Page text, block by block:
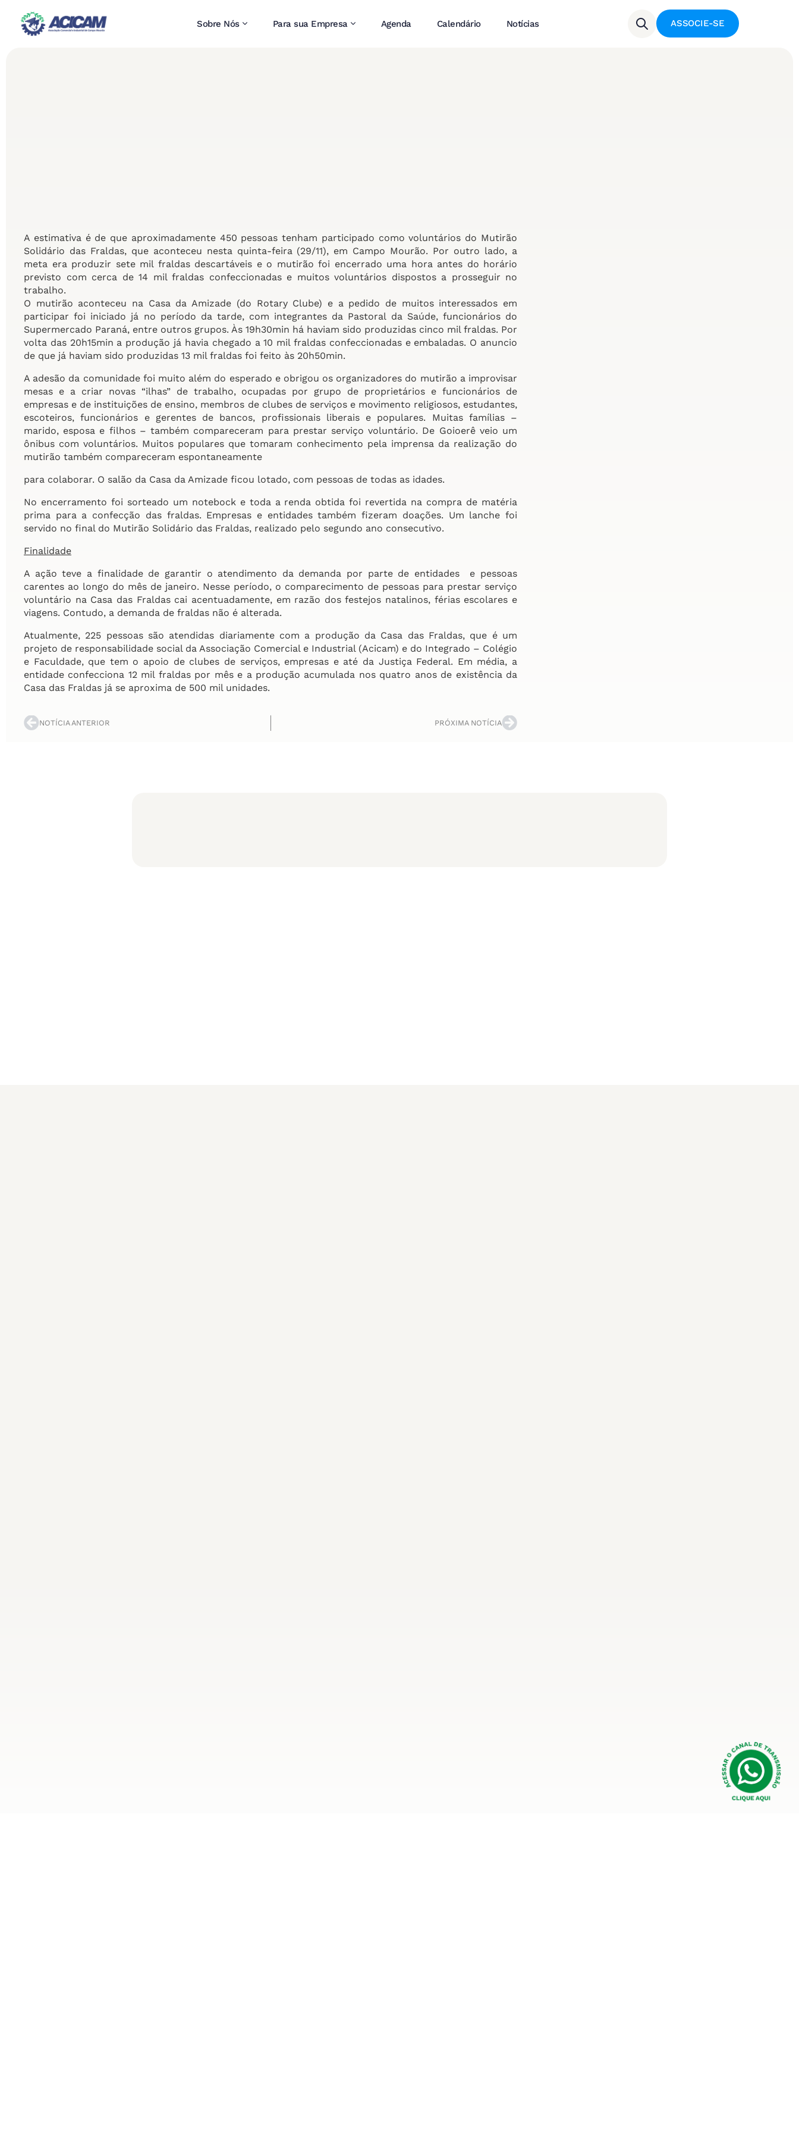
Sobre Nós Para sua Empresa Agenda Calendário Notícias ASSOCIE-SE
A estimativa é de que aproximadamente 450 pessoas tenham participado como voluntários do Mutirão
Solidário das Fraldas, que aconteceu nesta quinta-feira (29/11), em Campo Mourão. Por outro lado, a
meta era produzir sete mil fraldas descartáveis e o mutirão foi encerrado uma hora antes do horário
previsto com cerca de 14 mil fraldas confeccionadas e muitos voluntários dispostos a prosseguir no
trabalho.
O mutirão aconteceu na Casa da Amizade (do Rotary Clube) e a pedido de muitos interessados em
participar foi iniciado já no período da tarde, com integrantes da Pastoral da Saúde, funcionários do
Supermercado Paraná, entre outros grupos. Às 19h30min há haviam sido produzidas cinco mil fraldas. Por
volta das 20h15min a produção já havia chegado a 10 mil fraldas confeccionadas e embaladas. O anuncio
de que já haviam sido produzidas 13 mil fraldas foi feito às 20h50min.
A adesão da comunidade foi muito além do esperado e obrigou os organizadores do mutirão a improvisar
mesas e a criar novas “ilhas” de trabalho, ocupadas por grupo de proprietários e funcionários de
empresas e de instituições de ensino, membros de clubes de serviços e movimento religiosos, estudantes,
escoteiros, funcionários e gerentes de bancos, profissionais liberais e populares. Muitas famílias –
marido, esposa e filhos – também compareceram para prestar serviço voluntário. De Goioerê veio um
ônibus com voluntários. Muitos populares que tomaram conhecimento pela imprensa da realização do
mutirão também compareceram espontaneamente
para colaborar. O salão da Casa da Amizade ficou lotado, com pessoas de todas as idades.
No encerramento foi sorteado um notebock e toda a renda obtida foi revertida na compra de matéria
prima para a confecção das fraldas. Empresas e entidades também fizeram doações. Um lanche foi
servido no final do Mutirão Solidário das Fraldas, realizado pelo segundo ano consecutivo.
Finalidade
A ação teve a finalidade de garantir o atendimento da demanda por parte de entidades e pessoas
carentes ao longo do mês de janeiro. Nesse período, o comparecimento de pessoas para prestar serviço
voluntário na Casa das Fraldas cai acentuadamente, em razão dos festejos natalinos, férias escolares e
viagens. Contudo, a demanda de fraldas não é alterada.
Atualmente, 225 pessoas são atendidas diariamente com a produção da Casa das Fraldas, que é um
projeto de responsabilidade social da Associação Comercial e Industrial (Acicam) e do Integrado – Colégio
e Faculdade, que tem o apoio de clubes de serviços, empresas e até da Justiça Federal. Em média, a
entidade confecciona 12 mil fraldas por mês e a produção acumulada nos quatro anos de existência da
Casa das Fraldas já se aproxima de 500 mil unidades.
NOTÍCIA ANTERIOR PRÓXIMA NOTÍCIA